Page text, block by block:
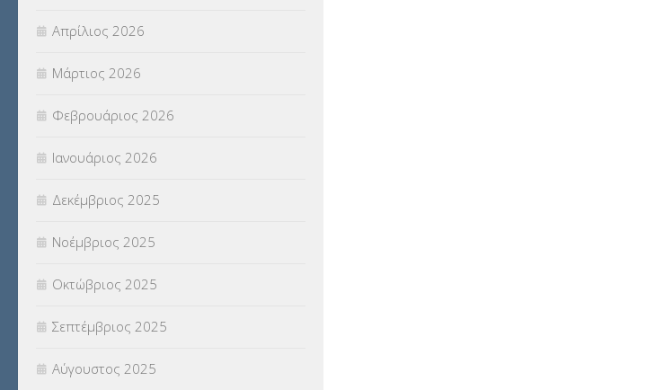
(18)
ΣΥΝΤΑΞΕΙΣ(12)
ΣΧΟΛΙΚΟΙ ΣΥΜΒΟΥΛΟΙ
ΥΠΕΡΑΡΙΘΜΟΙ(1)
ΥΠΟΤΡΟΦΙΕΣ(28)
ΦΥΣΙΚΗ ΑΓΩΓΗ(692)
Χωρίς κατηγορία
Απρίλιος 2026
Μάρτιος 2026
Φεβρουάριος 2026
Ιανουάριος 2026
Δεκέμβριος 2025
Νοέμβριος 2025
Οκτώβριος 2025
Σεπτέμβριος 2025
Αύγουστος 2025